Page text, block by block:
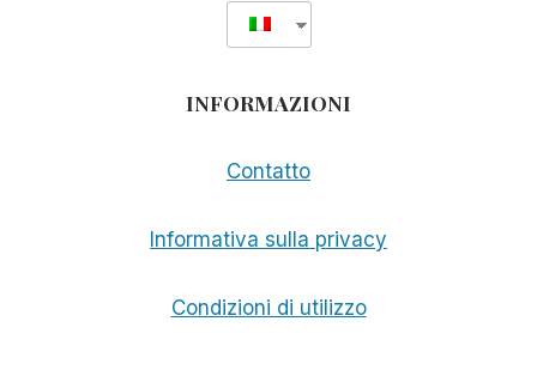
INFORMAZIONI
Contatto
Informativa sulla privacy
Condizioni di utilizzo